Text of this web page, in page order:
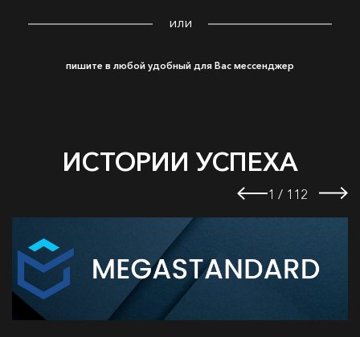
или
пишите в любой удобный для Вас мессенджер
ИСТОРИИ УСПЕХА
1 / 112